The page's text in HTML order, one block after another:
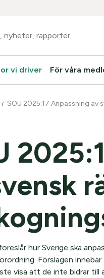
vi driver För våra
SOU 2025:17 Anpassning
hur Sverige ska
Förslagen
visa att de inte bidrar till